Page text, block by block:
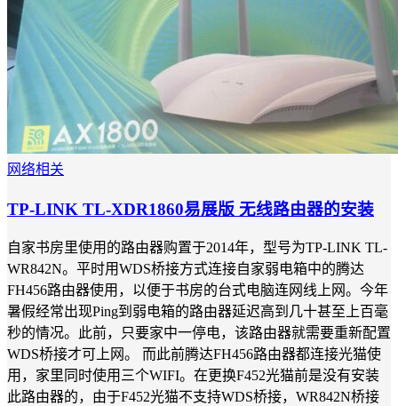
网络相关
TP-LINK TL-XDR1860易展版 无线路由器的安装
自家书房里使用的路由器购置于2014年，型号为TP-LINK TL-
WR842N。平时用WDS桥接方式连接自家弱电箱中的腾达
FH456路由器使用，以便于书房的台式电脑连网线上网。今年
暑假经常出现Ping到弱电箱的路由器延迟高到几十甚至上百毫
秒的情况。此前，只要家中一停电，该路由器就需要重新配置
WDS桥接才可上网。 而此前腾达FH456路由器都连接光猫使
用，家里同时使用三个WIFI。在更换F452光猫前是没有安装
此路由器的，由于F452光猫不支持WDS桥接，WR842N桥接